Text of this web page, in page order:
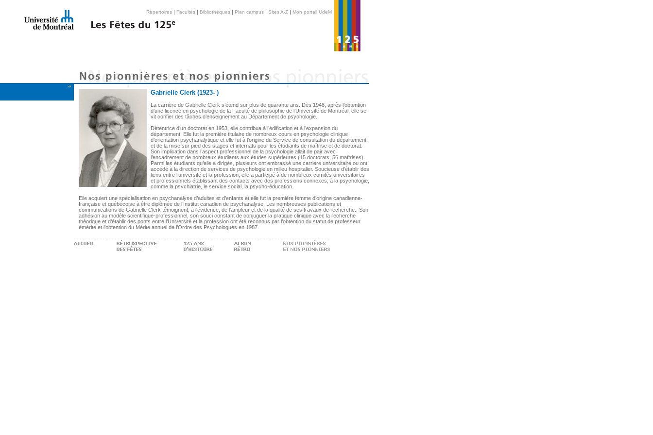
Répertoires | Facultés | Bibliothèques | Plan campus | Sites A-Z | Mon portail UdeM
Gabrielle Clerk (1923- )
La carrière de Gabrielle Clerk s’étend sur plus de quarante ans. Dès 1948, après l’obtention
d’une licence en psychologie de la Faculté de philosophie de l’Université de Montréal, elle se
vit confier des tâches d’enseignement au Département de psychologie.
Détentrice d’un doctorat en 1953, elle contribua à l’édification et à l’expansion du
département. Elle fut la première titulaire de nombreux cours en psychologie clinique
d’orientation psychanalytique et elle fut à l’origine du Service de consultation du département
et de la mise sur pied des stages et internats pour les étudiants de maîtrise et de doctorat.
Son implication dans l’aspect professionnel de la psychologie allait de pair avec
l’encadrement de nombreux étudiants aux études supérieures (15 doctorats, 56 maîtrises).
Parmi les étudiants qu’elle a dirigés, plusieurs ont embrassé une carrière universitaire ou ont
accédé à la direction de services de psychologie en milieu hospitalier. Soucieuse d’établir des
liens entre l’université et la profession, elle a participé à de nombreux comités universitaires
et professionnels établissant des contacts avec des professions connexes; à la psychologie,
comme la psychiatrie, le service social, la psycho-éducation.
Elle acquiert une spécialisation en psychanalyse d’adultes et d’enfants et elle fut la première femme d’origine canadienne-
française et québécoise à être diplômée de l’Institut canadien de psychanalyse. Les nombreuses publications et
communications de Gabrielle Clerk témoignent, à l'évidence, de l'ampleur et de la qualité de ses travaux de recherche.. Son
adhésion au modèle scientifique-professionnel, son souci constant de conjuguer la pratique clinique avec la recherche
théorique et d‘établir des ponts entre l’Université et la profession ont été reconnus par l’obtention du statut de professeur
émérite et l’obtention du Mérite annuel de l’Ordre des Psychologues en 1987.